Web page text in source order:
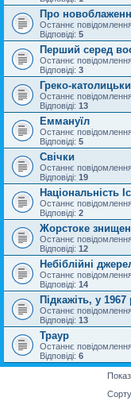
Про
Останнє
Відповіді: 5
Перший серед
Останнє
Відповіді: 3
Греко-
Останнє
Відповіді: 13
Еммануїл
Останнє
Відповіді: 5
Свічки
Останнє
Відповіді: 19
Національність
Останнє
Відповіді: 2
Жорстоке
Останнє
Відповіді: 12
Небіблійні
Останнє
Відповіді: 14
Підкажіть, у
Останнє
Відповіді: 13
Траур
Останнє
Відповіді: 6